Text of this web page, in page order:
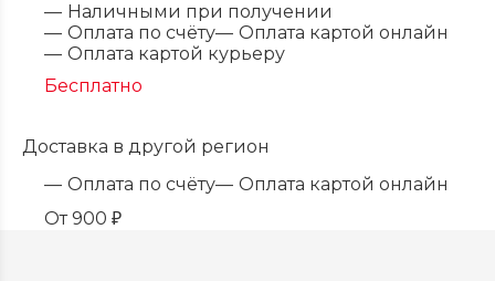
Бесплатно
Наличными при получении
Оплата по счёту
Оплата картой онлайн
Оплата картой курьеру
Доставка в другой регион
От 900 ₽
Оплата по счёту Оплата картой онлайн